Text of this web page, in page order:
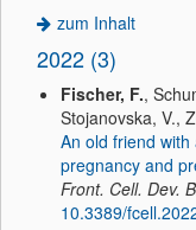
zum Inhalt
2022 (3)
Fischer, F.,
Stojanovska, V.,
An old friend
pregnancy and
Front. Cell. Dev.
10.3389/